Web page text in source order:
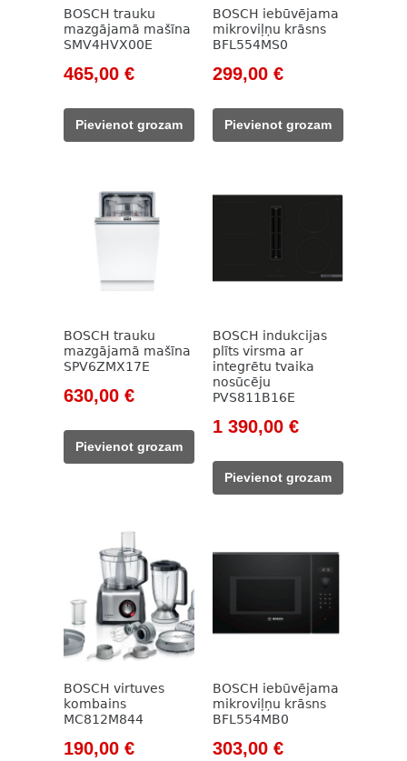
BOSCH trauku
mazgājamā mašīna
SMV4HVX00E
Original
was:
609,00 €.
465,00 €Current
465,00 €.
Pievienot grozam
BOSCH iebūvējama
mikroviļņu krāsns
BFL554MS0
Original
was:
390,00 €.
299,00 €Current
299,00 €.
Pievienot grozam
BOSCH trauku
mazgājamā mašīna
SPV6ZMX17E
Original
was:
833,00 €.
630,00 €Current
630,00 €.
Pievienot grozam
BOSCH indukcijas
plīts virsma ar
integrētu tvaika
nosūcēju
PVS811B16E
Original
was:
1
1 390,00 €Current
Pievienot grozam
BOSCH virtuves
kombains
MC812M844
Original
190,00 €Current
BOSCH iebūvējama
mikroviļņu krāsns
BFL554MB0
Original
303,00 €Current